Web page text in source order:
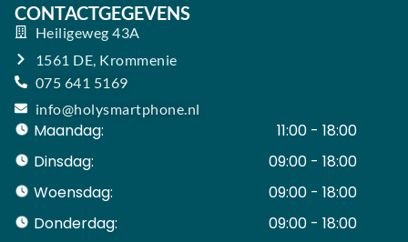
CONTACTGEGEVENS
Heiligeweg 43A
1561 DE, Krommenie
075 641 5169
info@holysmartphone.nl
Maandag:
11:00 - 18:00
Dinsdag:
09:00 - 18:00
Woensdag:
09:00 - 18:00
Donderdag:
09:00 - 18:00